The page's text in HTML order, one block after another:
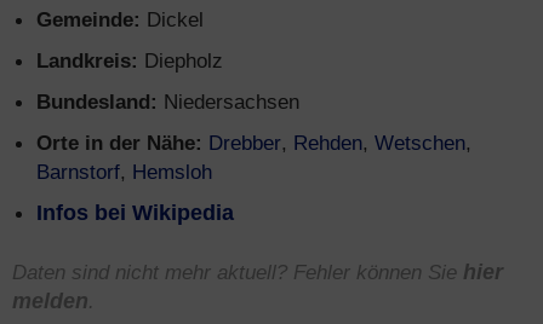
Gemeinde: Dickel
Landkreis: Diepholz
Bundesland: Niedersachsen
Orte in der Nähe: Drebber, Rehden, Wetschen,
Barnstorf, Hemsloh
Infos bei Wikipedia
Daten sind nicht mehr aktuell? Fehler können Sie hier
melden.